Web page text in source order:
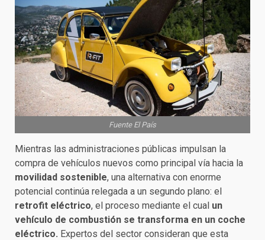
Fuente El País
Mientras las administraciones públicas impulsan la
compra de vehículos nuevos como principal vía hacia la
movilidad sostenible, una alternativa con enorme
potencial continúa relegada a un segundo plano: el
retrofit eléctrico, el proceso mediante el cual un
vehículo de combustión se transforma en un coche
eléctrico. Expertos del sector consideran que esta